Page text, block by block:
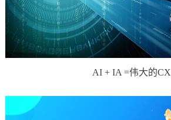
AI + IA =伟大的CX